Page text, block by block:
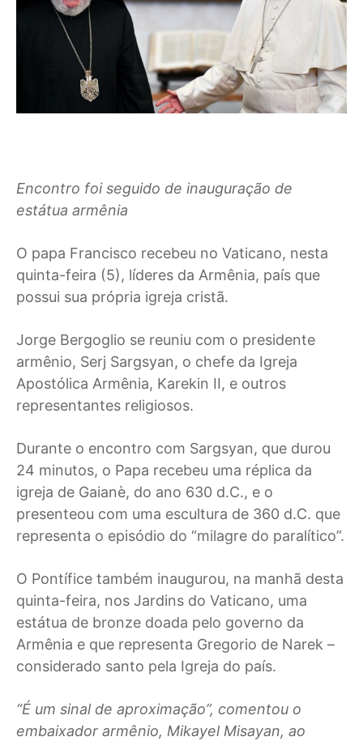
Encontro foi seguido de inauguração de
estátua armênia
O papa Francisco recebeu no Vaticano, nesta
quinta-feira (5), líderes da Armênia, país que
possui sua própria igreja cristã.
Jorge Bergoglio se reuniu com o presidente
armênio, Serj Sargsyan, o chefe da Igreja
Apostólica Armênia, Karekin II, e outros
representantes religiosos.
Durante o encontro com Sargsyan, que durou
24 minutos, o Papa recebeu uma réplica da
igreja de Gaianè, do ano 630 d.C., e o
presenteou com uma escultura de 360 d.C. que
representa o episódio do “milagre do paralítico”.
O Pontífice também inaugurou, na manhã desta
quinta-feira, nos Jardins do Vaticano, uma
estátua de bronze doada pelo governo da
Armênia e que representa Gregorio de Narek –
considerado santo pela Igreja do país.
“É um sinal de aproximação”, comentou o
embaixador armênio, Mikayel Misayan, ao